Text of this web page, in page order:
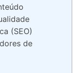
(SEO)
de